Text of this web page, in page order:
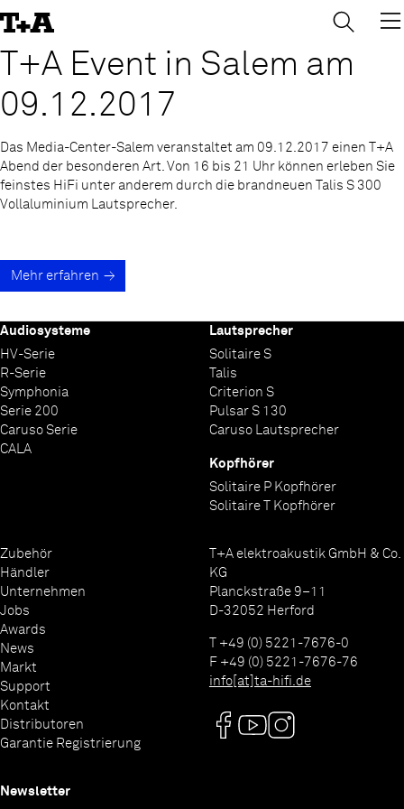
to
T+A Event in Salem am
09.12.2017
Das Media-Center-Salem veranstaltet am 09.12.2017 einen T+A
Abend der besonderen Art. Von 16 bis 21 Uhr können erleben Sie
feinstes HiFi unter anderem durch die brandneuen Talis S 300
Vollaluminium Lautsprecher.
Mehr erfahren
Audiosysteme
HV-Serie
R-Serie
Symphonia
Serie 200
Caruso Serie
CALA
Lautsprecher
Solitaire S
Talis
Criterion S
Pulsar S 130
Caruso Lautsprecher
Kopfhörer
Solitaire P Kopfhörer
Solitaire T Kopfhörer
Zubehör
Händler
Unternehmen
Jobs
Awards
News
Markt
Support
Kontakt
Distributoren
Garantie Registrierung
T+A elektroakustik GmbH & Co.
KG
Planckstraße 9–11
D-32052 Herford
T +49 (0) 5221-7676-0
F +49 (0) 5221-7676-76
info[at]ta-hifi.de
Newsletter
→ ×